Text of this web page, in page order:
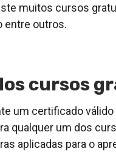
muitos cursos
entre outros.
cursos
um certificado válido
qualquer um dos
aplicadas para o